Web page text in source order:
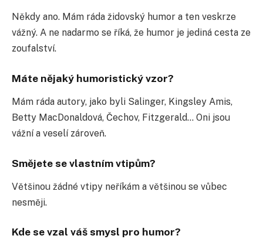
Někdy ano. Mám ráda židovský humor a ten veskrze
vážný. A ne nadarmo se říká, že humor je jediná cesta ze
zoufalství.
Máte nějaký humoristický vzor?
Mám ráda autory, jako byli Salinger, Kingsley Amis,
Betty MacDonaldová, Čechov, Fitzgerald… Oni jsou
vážní a veselí zároveň.
Smějete se vlastním vtipům?
Většinou žádné vtipy neříkám a většinou se vůbec
nesměji.
Kde se vzal váš smysl pro humor?